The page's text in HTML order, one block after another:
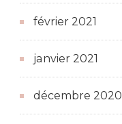
février 2021
janvier 2021
décembre 2020